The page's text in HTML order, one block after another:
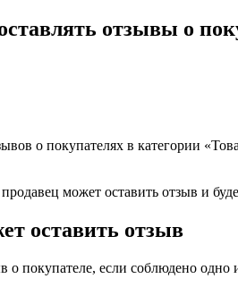
отзывы о
о покупателях в категории
может оставить отзыв и
оставить отзыв
о покупателе, если соблюдено одно